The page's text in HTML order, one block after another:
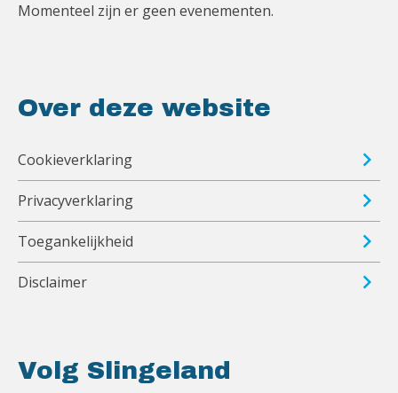
Volg Slingeland
Momenteel zijn er geen evenementen.
Over deze website
Cookieverklaring
Privacyverklaring
Toegankelijkheid
Disclaimer